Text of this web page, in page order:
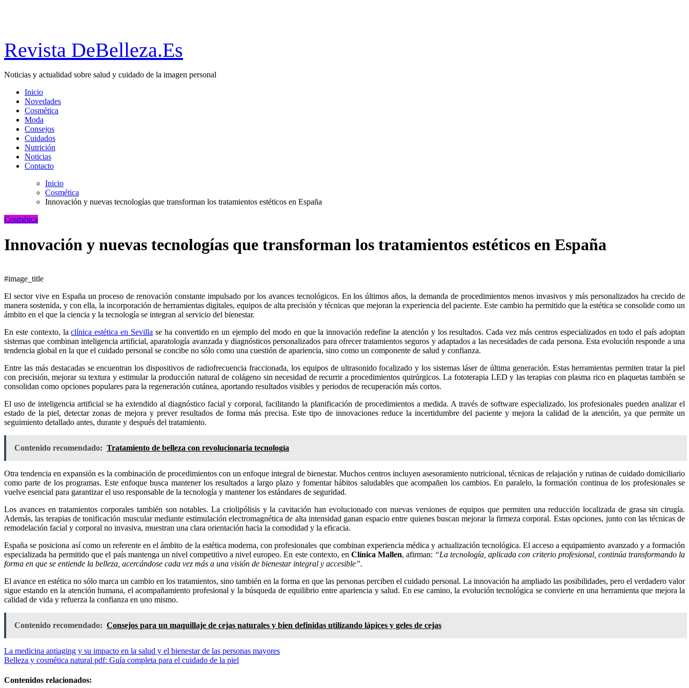
Revista DeBelleza.Es
Noticias y actualidad sobre salud y cuidado de la imagen personal
Inicio
Novedades
Cosmética
Moda
Consejos
Cuidados
Nutrición
Noticias
Contacto
Inicio
Cosmética
Innovación y nuevas tecnologías que transforman los tratamientos estéticos en España
Cosmética
Innovación y nuevas tecnologías que transforman los tratamientos estéticos en España
#image_title
El sector vive en España un proceso de renovación constante impulsado por los avances tecnológicos. En los últimos años, la demanda de procedimientos menos invasivos y más personalizados ha crecido de
manera sostenida, y con ella, la incorporación de herramientas digitales, equipos de alta precisión y técnicas que mejoran la experiencia del paciente. Este cambio ha permitido que la estética se consolide como un
ámbito en el que la ciencia y la tecnología se integran al servicio del bienestar.
En este contexto, laclínica estética en Sevilla se ha convertido en un ejemplo del modo en que la innovación redefine la atención y los resultados. Cada vez más centros especializados en todo el país adoptan
sistemas que combinan inteligencia artificial, aparatología avanzada y diagnósticos personalizados para ofrecer tratamientos seguros y adaptados a las necesidades de cada persona. Esta evolución responde a una
tendencia global en la que el cuidado personal se concibe no sólo como una cuestión de apariencia, sino como un componente de salud y confianza.
Entre las más destacadas se encuentran los dispositivos de radiofrecuencia fraccionada, los equipos de ultrasonido focalizado y los sistemas láser de última generación. Estas herramientas permiten tratar la piel
con precisión, mejorar su textura y estimular la producción natural de colágeno sin necesidad de recurrir a procedimientos quirúrgicos. La fototerapia LED y las terapias con plasma rico en plaquetas también se
consolidan como opciones populares para la regeneración cutánea, aportando resultados visibles y periodos de recuperación más cortos.
El uso de inteligencia artificial se ha extendido al diagnóstico facial y corporal, facilitando la planificación de procedimientos a medida. A través de software especializado, los profesionales pueden analizar el
estado de la piel, detectar zonas de mejora y prever resultados de forma más precisa. Este tipo de innovaciones reduce la incertidumbre del paciente y mejora la calidad de la atención, ya que permite un
seguimiento detallado antes, durante y después del tratamiento.
Contenido recomendado: Tratamiento de belleza con revolucionaria tecnología
Otra tendencia en expansión es la combinación de procedimientos con un enfoque integral de bienestar. Muchos centros incluyen asesoramiento nutricional, técnicas de relajación y rutinas de cuidado domiciliario
como parte de los programas. Este enfoque busca mantener los resultados a largo plazo y fomentar hábitos saludables que acompañen los cambios. En paralelo, la formación continua de los profesionales se
vuelve esencial para garantizar el uso responsable de la tecnología y mantener los estándares de seguridad.
Los avances en tratamientos corporales también son notables. La criolipólisis y la cavitación han evolucionado con nuevas versiones de equipos que permiten una reducción localizada de grasa sin cirugía.
Además, las terapias de tonificación muscular mediante estimulación electromagnética de alta intensidad ganan espacio entre quienes buscan mejorar la firmeza corporal. Estas opciones, junto con las técnicas de
remodelación facial y corporal no invasiva, muestran una clara orientación hacia la comodidad y la eficacia.
España se posiciona así como un referente en el ámbito de la estética moderna, con profesionales que combinan experiencia médica y actualización tecnológica. El acceso a equipamiento avanzado y a formación
especializada ha permitido que el país mantenga un nivel competitivo a nivel europeo. En este contexto, en Clínica Mallen, afirman: “La tecnología, aplicada con criterio profesional, continúa transformando la
forma en que se entiende la belleza, acercándose cada vez más a una visión de bienestar integral y accesible”.
El avance en estética no sólo marca un cambio en los tratamientos, sino también en la forma en que las personas perciben el cuidado personal. La innovación ha ampliado las posibilidades, pero el verdadero valor
sigue estando en la atención humana, el acompañamiento profesional y la búsqueda de equilibrio entre apariencia y salud. En ese camino, la evolución tecnológica se convierte en una herramienta que mejora la
calidad de vida y refuerza la confianza en uno mismo.
Contenido recomendado: Consejos para un maquillaje de cejas naturales y bien definidas utilizando lápices y geles de cejas
Navegación
de
entradas
La medicina antiaging y su impacto en la salud y el bienestar de las personas mayores
Belleza y cosmética natural pdf: Guía completa para el cuidado de la piel
Contenidos relacionados: